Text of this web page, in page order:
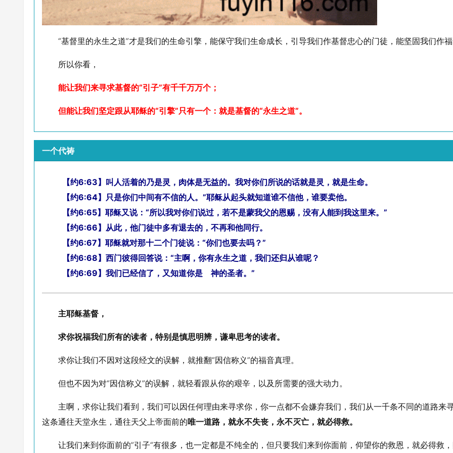
“基督里的永生之道”才是我们的生命引擎，能保守我们生命成长，引导我们作基督忠心的门徒，能坚固我们作福
所以你看，
能让我们来寻求基督的“引子”有千千万万个；
但能让我们坚定跟从耶稣的“引擎”只有一个：就是基督的“永生之道”。
一个代祷
【约6:63】叫人活着的乃是灵，肉体是无益的。我对你们所说的话就是灵，就是生命。
【约6:64】只是你们中间有不信的人。”耶稣从起头就知道谁不信他，谁要卖他。
【约6:65】耶稣又说：“所以我对你们说过，若不是蒙我父的恩赐，没有人能到我这里来。”
【约6:66】从此，他门徒中多有退去的，不再和他同行。
【约6:67】耶稣就对那十二个门徒说：“你们也要去吗？”
【约6:68】西门彼得回答说：“主啊，你有永生之道，我们还归从谁呢？
【约6:69】我们已经信了，又知道你是 神的圣者。”
主耶稣基督，
求你祝福我们所有的读者，特别是慎思明辨，谦卑思考的读者。
求你让我们不因对这段经文的误解，就推翻“因信称义”的福音真理。
但也不因为对“因信称义”的误解，就轻看跟从你的艰辛，以及所需要的强大动力。
主啊，求你让我们看到，我们可以因任何理由来寻求你，你一点都不会嫌弃我们，我们从一千条不同的道路来
这条通往天堂永生，通往天父上帝面前的唯一道路，就永不失丧，永不灭亡，就必得救。
让我们来到你面前的”引子“有很多，也一定都是不纯全的，但只要我们来到你面前，仰望你的救恩，就必得救